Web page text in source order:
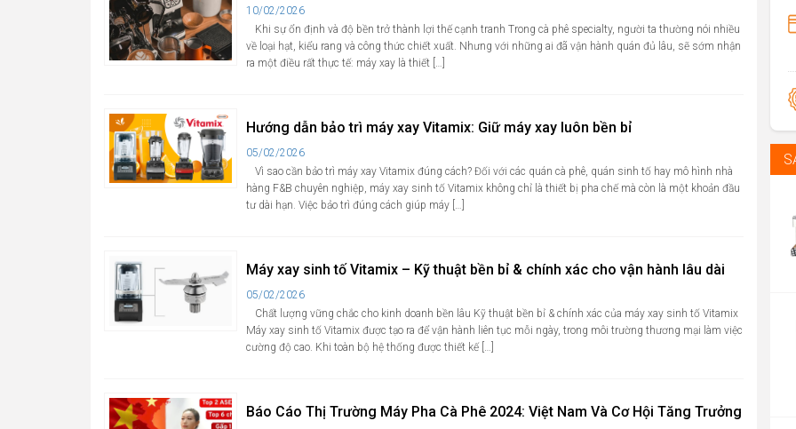
Cập
nhật
10/02/2026
Khi sự ổn định và độ bền trở thành lợi thế cạnh tranh Trong cà phê specialty, người ta thường nói nhiều
về loại hạt, kiểu rang và công thức chiết xuất. Nhưng với những ai đã vận hành quán đủ lâu, sẽ sớm nhận
ra một điều rất thực tế: máy xay là thiết […]
Hướng dẫn bảo trì máy xay Vitamix: Giữ máy xay luôn bền bỉ
Cập
nhật
05/02/2026
Vì sao cần bảo trì máy xay Vitamix đúng cách? Đối với các quán cà phê, quán sinh tố hay mô hình nhà
hàng F&B chuyên nghiệp, máy xay sinh tố Vitamix không chỉ là thiết bị pha chế mà còn là một khoản đầu
tư dài hạn. Việc bảo trì đúng cách giúp máy […]
Máy xay sinh tố Vitamix – Kỹ thuật bền bỉ & chính xác cho vận hành lâu dài
Cập
nhật
05/02/2026
Chất lượng vững chắc cho kinh doanh bền lâu Kỹ thuật bền bỉ & chính xác của máy xay sinh tố Vitamix
Máy xay sinh tố Vitamix được tạo ra để vận hành liên tục mỗi ngày, trong môi trường thương mại làm việc
cường độ cao. Khi toàn bộ hệ thống được thiết kế […]
Báo Cáo Thị Trường Máy Pha Cà Phê 2024: Việt Nam Và Cơ Hội Tăng Trưởng